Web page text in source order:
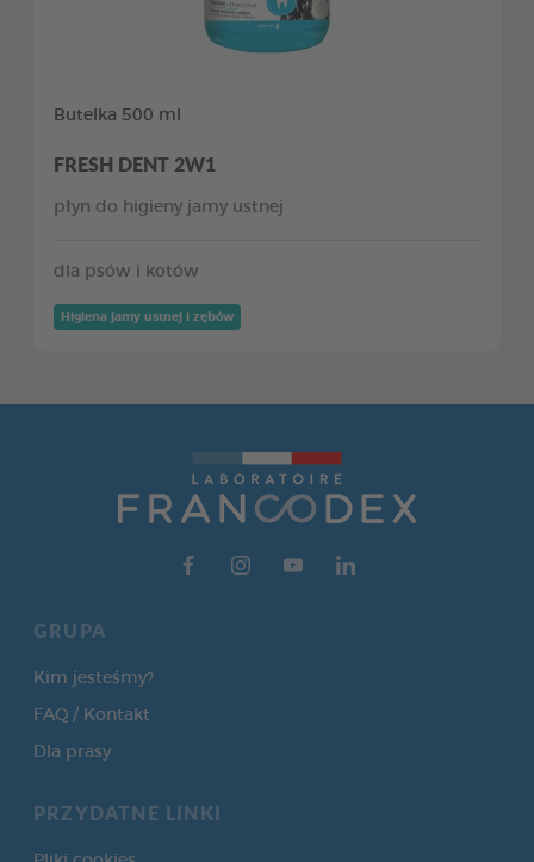
Butelka 500 ml
FRESH DENT 2W1
płyn do higieny jamy ustnej
dla psów i kotów
Higiena jamy ustnej i zębów
GRUPA
Kim jesteśmy?
FAQ / Kontakt
Dla prasy
PRZYDATNE LINKI